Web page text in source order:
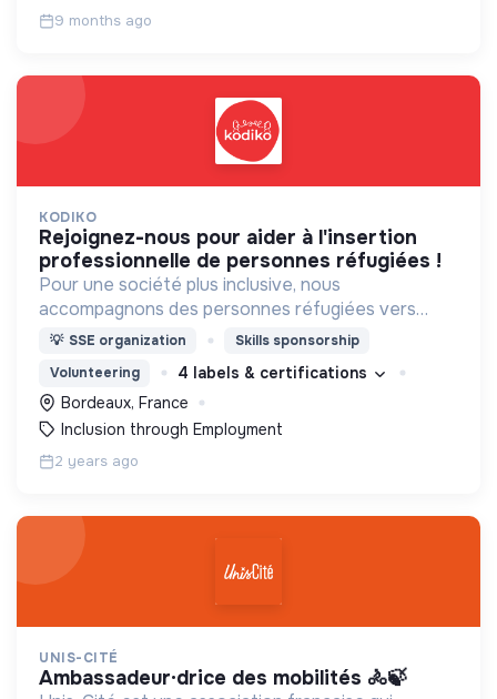
9 months ago
KODIKO
rejoignez-nous pour aider à l'insertion
professionnelle de personnes réfugiées !
Pour une société plus inclusive, nous
accompagnons des personnes réfugiées vers
l'emploi à travers un programme de co-training en
💡 SSE organization
Skills sponsorship
Volunteering
4 labels & certifications
Bordeaux, France
Inclusion through Employment
2 years ago
UNIS-CITÉ
ambassadeur·drice des mobilités 🚴🍃